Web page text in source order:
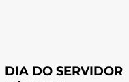
DIA DO SERVIDOR